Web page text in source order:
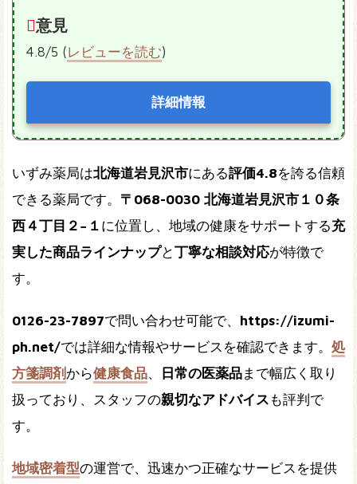
意見
4.8/5 (レビューを読む)
詳細情報
いずみ薬局は北海道岩見沢市にある評価4.8を誇る信頼
できる薬局です。 〒068-0030 北海道岩見沢市１０条
西４丁目２−１ に位置し、地域の健康をサポートする充
実した商品ラインナップと丁寧な相談対応が特徴で
す。
0126-23-7897で問い合わせ可能で、 https://izumi-
ph.net/では詳細な情報やサービスを確認できます。 処
方箋調剤 から健康食品、 日常の医薬品まで幅広く取り
扱っており、スタッフの親切なアドバイス も評判で
す。
地域密着型の運営で、迅速かつ正確なサービスを提供